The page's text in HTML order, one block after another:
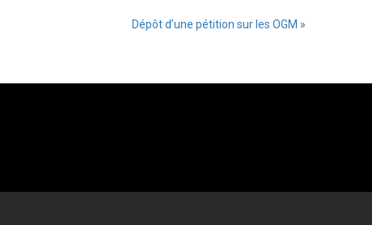
Dépôt d’une pétition sur les OGM »